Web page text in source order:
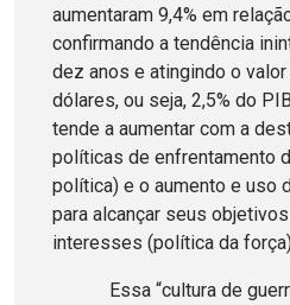
aumentaram 9,4% em
confirmando a tendência
dez anos e atingindo o
dólares, ou seja, 2,5% do
tende a aumentar com a
políticas de enfrentamento
política) e o aumento e uso
para alcançar seus
interesses (política da
Essa “cultura de